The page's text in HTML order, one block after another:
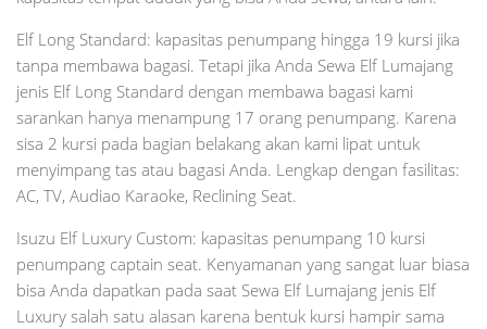
Elf Long Standard: kapasitas penumpang hingga 19 kursi jika
tanpa membawa bagasi. Tetapi jika Anda Sewa Elf Lumajang
jenis Elf Long Standard dengan membawa bagasi kami
sarankan hanya menampung 17 orang penumpang. Karena
sisa 2 kursi pada bagian belakang akan kami lipat untuk
menyimpang tas atau bagasi Anda. Lengkap dengan fasilitas:
AC, TV, Audiao Karaoke, Reclining Seat.
Isuzu Elf Luxury Custom: kapasitas penumpang 10 kursi
penumpang captain seat. Kenyamanan yang sangat luar biasa
bisa Anda dapatkan pada saat Sewa Elf Lumajang jenis Elf
Luxury salah satu alasan karena bentuk kursi hampir sama